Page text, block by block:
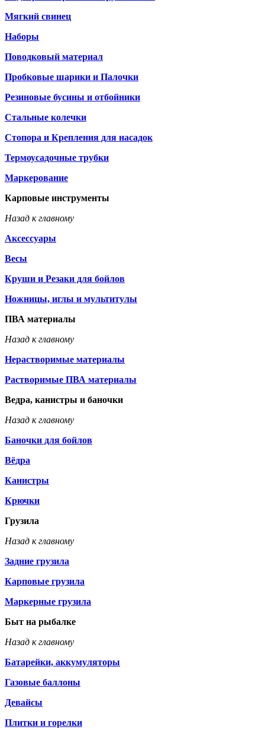
Мягкий свинец
Наборы
Поводковый материал
Пробковые шарики и Палочки
Резиновые бусины и отбойники
Стальные колечки
Стопора и Крепления для насадок
Термоусадочные трубки
Маркерование
Карповые инструменты
Назад к главному
Аксессуары
Весы
Круши и Резаки для бойлов
Ножницы, иглы и мультитулы
ПВА материалы
Назад к главному
Нерастворимые материалы
Растворимые ПВА материалы
Ведра, канистры и баночки
Назад к главному
Баночки для бойлов
Вёдра
Канистры
Крючки
Грузила
Назад к главному
Задние грузила
Карповые грузила
Маркерные грузила
Быт на рыбалке
Назад к главному
Батарейки, аккумуляторы
Газовые баллоны
Девайсы
Плитки и горелки